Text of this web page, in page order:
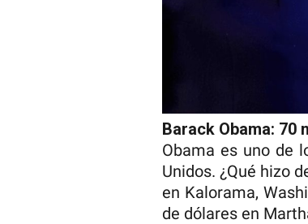
Barack Obama: 70
Obama es uno de
Unidos. ¿Qué hizo
en Kalorama,
de dólares en